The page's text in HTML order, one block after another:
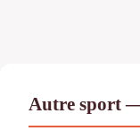
Autre sport